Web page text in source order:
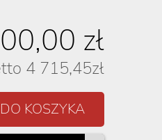
zł
4 715,45zł